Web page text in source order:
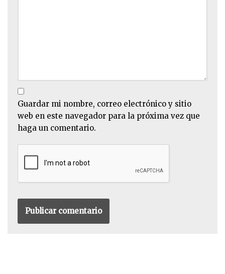
Guardar mi nombre, correo electrónico y sitio
web en este navegador para la próxima vez que
haga un comentario.